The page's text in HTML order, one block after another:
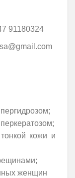
91180324
кожи и
женщин